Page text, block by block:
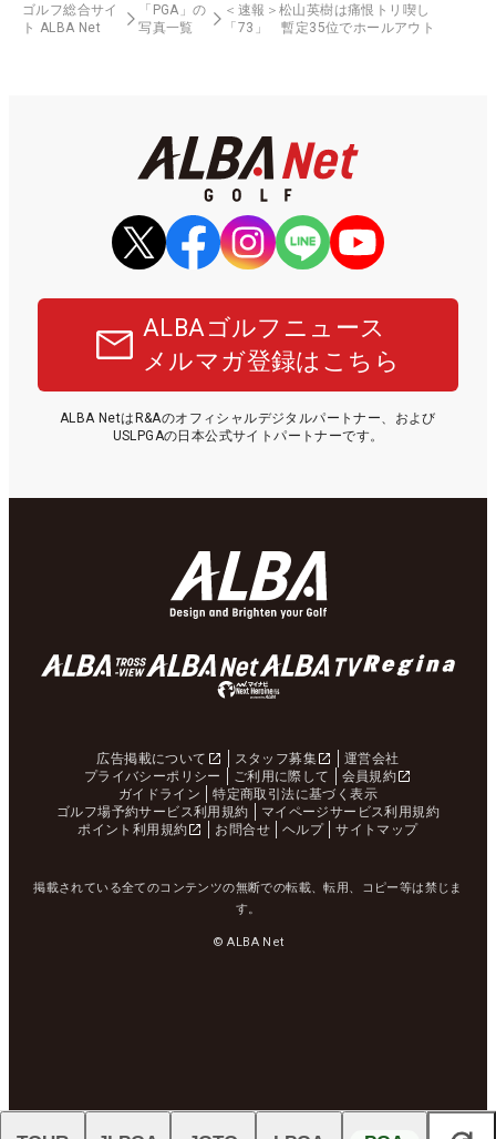
ゴルフ総合サイ
ト ALBA Net
「PGA」の
写真一覧
＜速報＞松山英樹は痛恨トリ喫し
「73」 暫定35位でホールアウト
ALBAゴルフニュース
メルマガ登録はこちら
ALBA NetはR&Aのオフィシャルデジタルパートナー、および
USLPGAの日本公式サイトパートナーです。
広告掲載について スタッフ募集
運営会社
プライバシーポリシー
ご利用に際して
会員規約
ガイドライン
特定商取引法に基づく表示
ゴルフ場予約サービス利用規約
マイページサービス利用規約
ポイント利用規約
お問合せ ヘルプ サイトマップ
掲載されている全てのコンテンツの無断での転載、転用、コピー等は禁じま
す。
© ALBA Net